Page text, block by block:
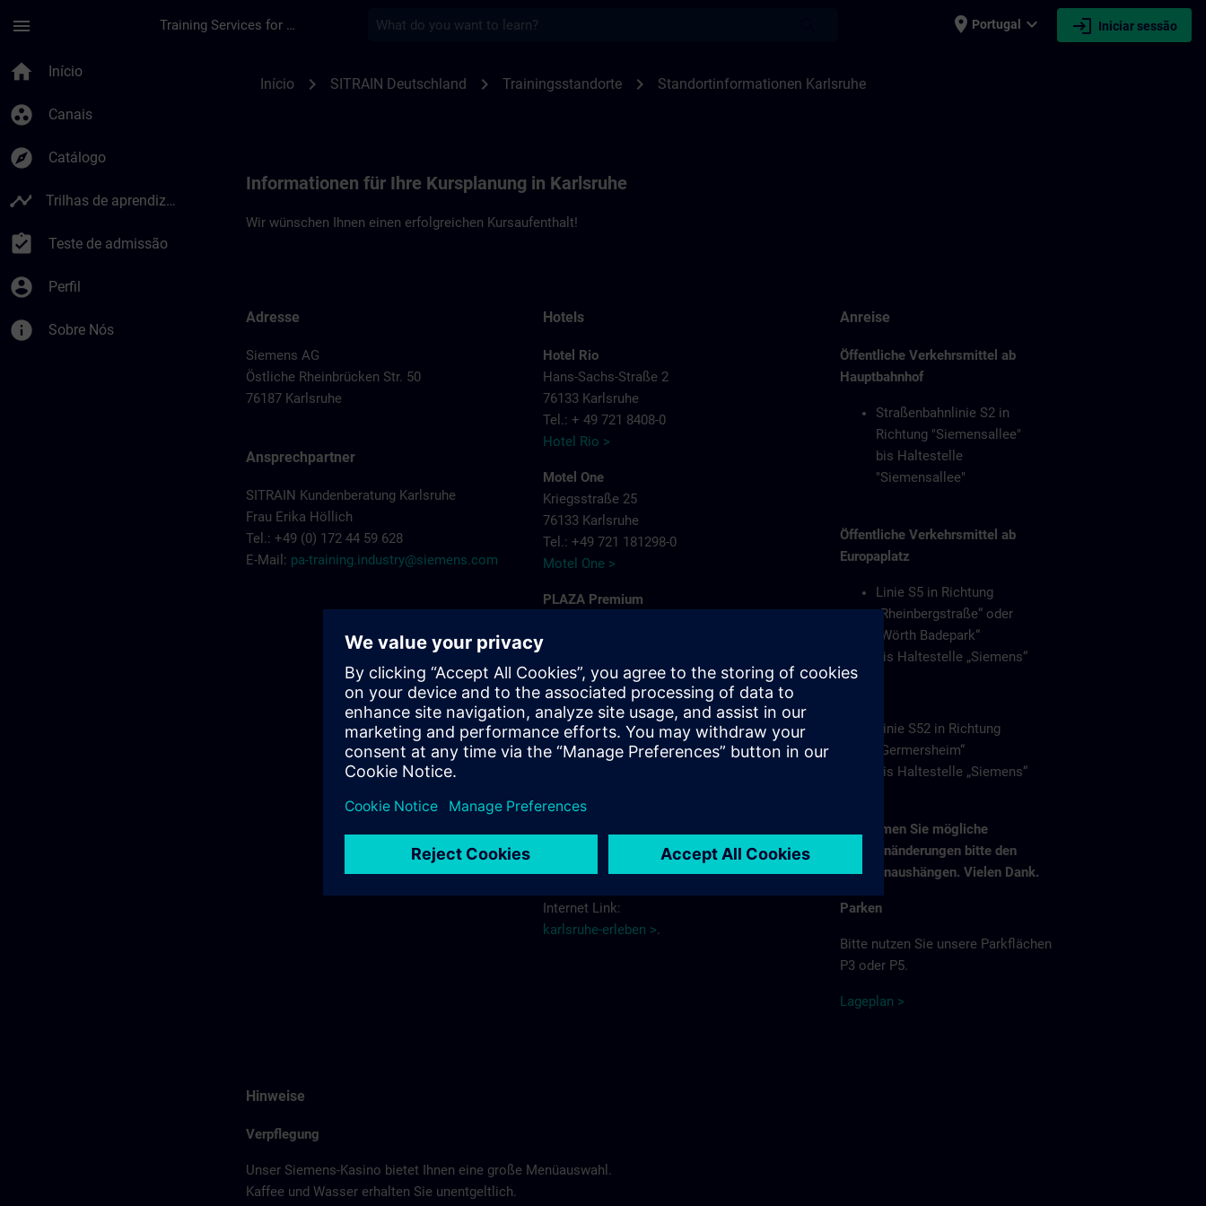
menu Training Services for Digital Industries place Portugal expand_more login Iniciar sessão
home Início
group_work Canais
explore Catálogo
timeline Trilhas de aprendizagem
assignment_turned_in Teste de admissão
account_circle Perfil
info Sobre Nós
Início chevron_right SITRAIN Deutschland chevron_right Trainingsstandorte chevron_right Standortinformationen Karlsruhe
Informationen für Ihre Kursplanung in Karlsruhe
Wir wünschen Ihnen einen erfolgreichen Kursaufenthalt!
Adresse
Siemens AG
Östliche Rheinbrücken Str. 50
76187 Karlsruhe
Ansprechpartner
SITRAIN Kundenberatung Karlsruhe
Frau Erika Höllich
Tel.: +49 (0) 172 44 59 628
E-Mail: pa-training.industry@siemens.com
Hotels
Hotel Rio
Hans-Sachs-Straße 2
76133 Karlsruhe
Tel.: + 49 721 8408-0
Hotel Rio >
Motel One
Kriegsstraße 25
76133 Karlsruhe
Tel.: +49 721 181298-0
Motel One >
PLAZA Premium
76187 Karlsruhe
Tel.: + 49 721 9660405-0
Plaza Hotels >
Schlosshotel
Bahnhofpl. 2
76137 Karlsruhe
Schlosshotel >
Weitere Informationen über Hotels und
Internet Link:
karlsruhe-erleben >.
Anreise
Öffentliche Verkehrsmittel ab
Hauptbahnhof
Straßenbahnlinie S2 in
Richtung "Siemensallee"
bis Haltestelle
"Siemensallee"
Öffentliche Verkehrsmittel ab
Europaplatz
Linie S5 in Richtung
„Rheinbergstraße“ oder
„Wörth Badepark“
bis Haltestelle „Siemens“
Linie S52 in Richtung
„Germersheim“
bis Haltestelle „Siemens“
Entnehmen Sie mögliche
Fahrplanänderungen bitte den
Fahrplanaushängen. Vielen Dank.
Parken
Bitte nutzen Sie unsere Parkflächen
P3 oder P5.
Lagep lan >
Hinweise
Verpflegung
Unser Siemens-Kasino bietet Ihnen eine große Menüauswahl.
Kaffee und Wasser erhalten Sie unentgeltlich.